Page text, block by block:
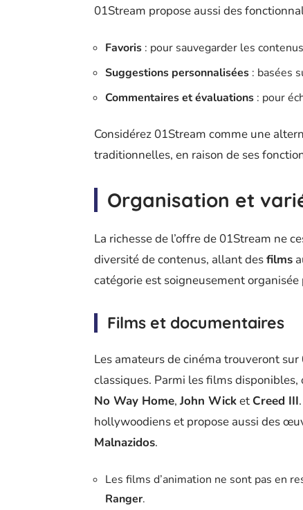
01Stream propose aussi des
Favoris : pour sauvegarder les
Suggestions personnalisées : basées
Commentaires et évaluations : pour
Considérez 01Stream comme une
traditionnelles, en raison de ses
Organisation et
La richesse de l’offre de 01Stream ne
diversité de contenus, allant desfilms
catégorie est soigneusement
Films et documentaires
Les amateurs de cinéma trouveront
classiques. Parmi les films
No Way Home,John Wicket Creed III
hollywoodiens et propose aussi des
Malnazidos.
Les films d’animation ne sont pas en
Ranger.